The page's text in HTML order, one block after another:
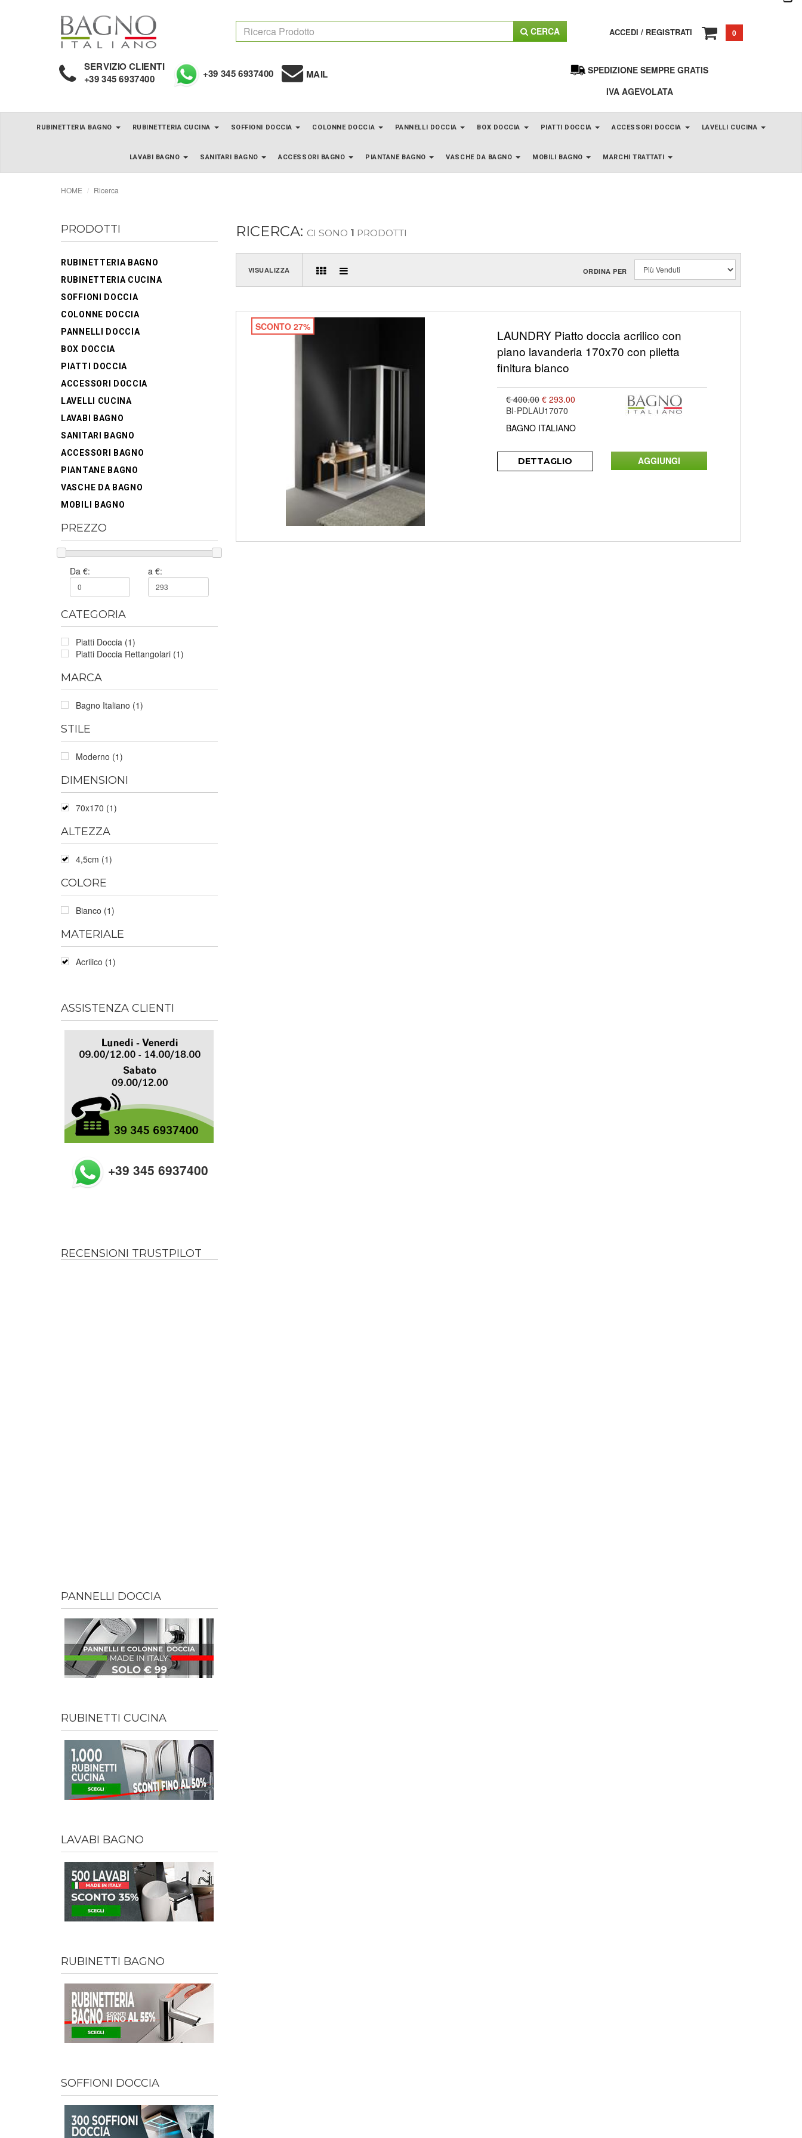
CERCA ACCEDI / REGISTRATI 0
SERVIZIO CLIENTI
+39 345 6937400 +39 345 6937400 MAIL
SPEDIZIONE SEMPRE GRATIS
IVA AGEVOLATA
RUBINETTERIA BAGNO RUBINETTERIA CUCINA SOFFIONI DOCCIA COLONNE DOCCIA PANNELLI DOCCIA BOX DOCCIA PIATTI DOCCIA ACCESSORI DOCCIA LAVELLI CUCINA
LAVABI BAGNO SANITARI BAGNO ACCESSORI BAGNO PIANTANE BAGNO VASCHE DA BAGNO MOBILI BAGNO MARCHI TRATTATI
HOME Ricerca
PRODOTTI
RUBINETTERIA BAGNO
RUBINETTERIA CUCINA
SOFFIONI DOCCIA
COLONNE DOCCIA
PANNELLI DOCCIA
BOX DOCCIA
PIATTI DOCCIA
ACCESSORI DOCCIA
LAVELLI CUCINA
LAVABI BAGNO
SANITARI BAGNO
ACCESSORI BAGNO
PIANTANE BAGNO
VASCHE DA BAGNO
MOBILI BAGNO
PREZZO
Da €: a €:
CATEGORIA
Piatti Doccia (1)
Piatti Doccia Rettangolari (1)
MARCA
Bagno Italiano (1)
STILE
Moderno (1)
DIMENSIONI
70x170 (1)
ALTEZZA
4,5cm (1)
COLORE
Bianco (1)
MATERIALE
Acrilico (1)
ASSISTENZA CLIENTI
+39 345 6937400
RECENSIONI TRUSTPILOT
PANNELLI DOCCIA
RUBINETTI CUCINA
LAVABI BAGNO
RUBINETTI BAGNO
SOFFIONI DOCCIA
RICERCA: CI SONO 1 PRODOTTI
VISUALIZZA ORDINA PER
SCONTO 27%
LAUNDRY Piatto doccia acrilico con
piano lavanderia 170x70 con piletta
finitura bianco
€ 400.00 € 293.00
BI-PDLAU17070
BAGNO ITALIANO
DETTAGLIO